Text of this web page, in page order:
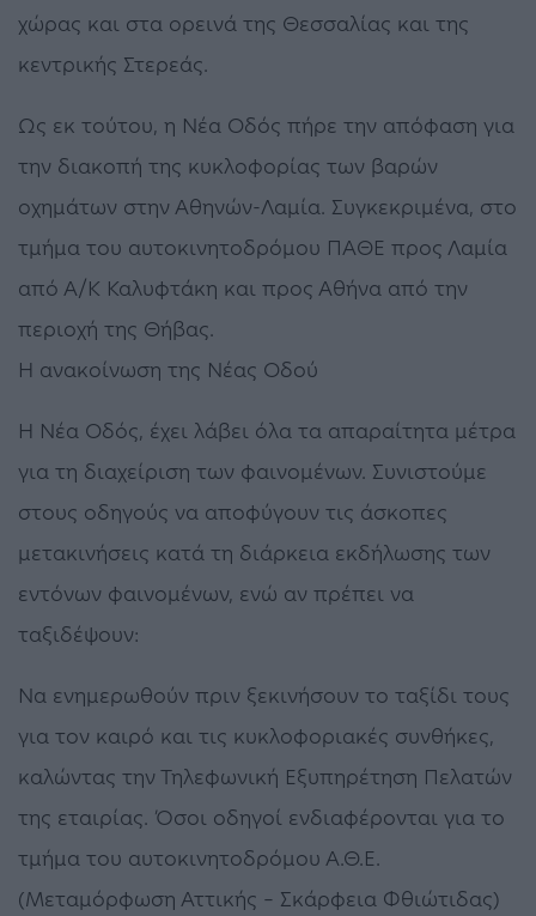
χώρας και στα ορεινά της Θεσσαλίας και της
κεντρικής Στερεάς.
Ως εκ τούτου, η Νέα Οδός πήρε την απόφαση για
την διακοπή της κυκλοφορίας των βαρών
οχημάτων στην Αθηνών-Λαμία. Συγκεκριμένα, στο
τμήμα του αυτοκινητοδρόμου ΠΑΘΕ προς Λαμία
από Α/Κ Καλυφτάκη και προς Αθήνα από την
περιοχή της Θήβας.
Η ανακοίνωση της Νέας Οδού
Η Νέα Οδός, έχει λάβει όλα τα απαραίτητα μέτρα
για τη διαχείριση των φαινομένων. Συνιστούμε
στους οδηγούς να αποφύγουν τις άσκοπες
μετακινήσεις κατά τη διάρκεια εκδήλωσης των
εντόνων φαινομένων, ενώ αν πρέπει να
ταξιδέψουν:
Να ενημερωθούν πριν ξεκινήσουν το ταξίδι τους
για τον καιρό και τις κυκλοφοριακές συνθήκες,
καλώντας την Τηλεφωνική Εξυπηρέτηση Πελατών
της εταιρίας. Όσοι οδηγοί ενδιαφέρονται για το
τμήμα του αυτοκινητοδρόμου Α.Θ.Ε.
(Μεταμόρφωση Αττικής – Σκάρφεια Φθιώτιδας)